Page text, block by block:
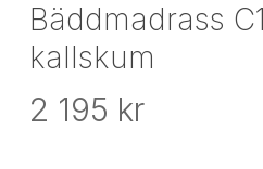
Bäddmadrass
kallskum
2 195 kr